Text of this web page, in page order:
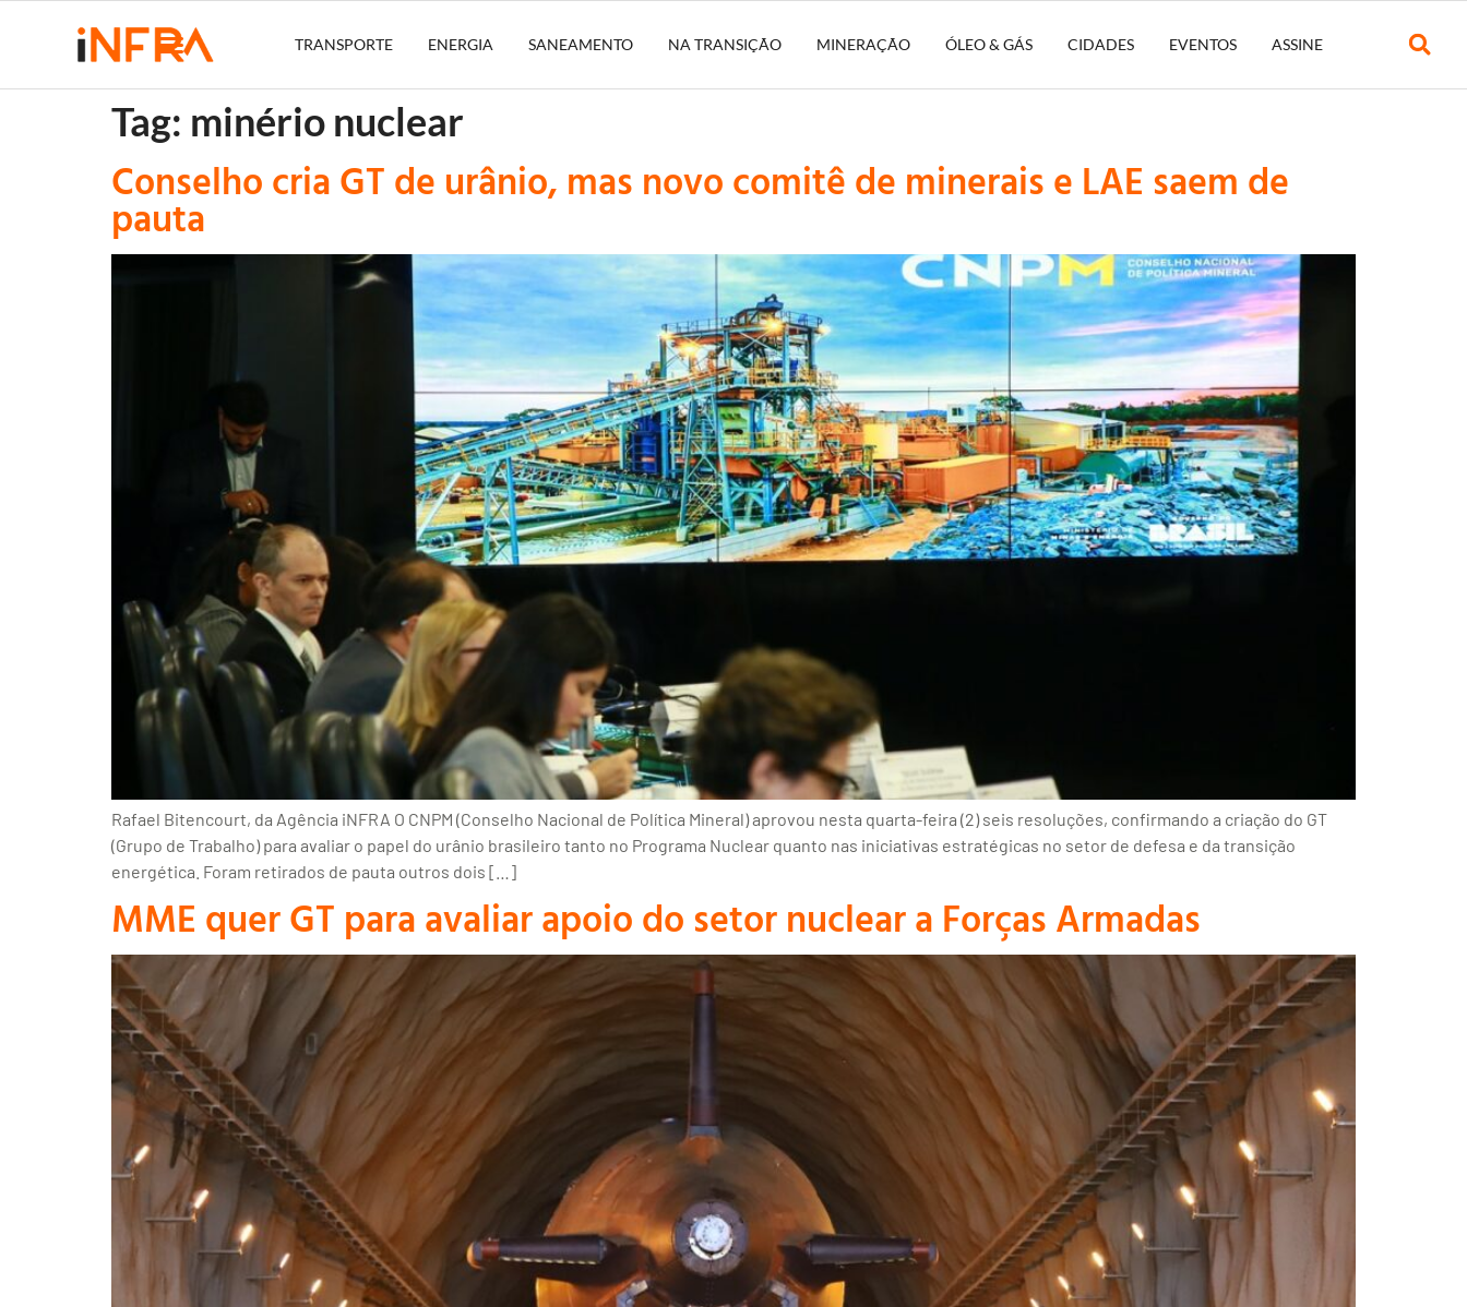
TRANSPORTE ENERGIA SANEAMENTO NA TRANSIÇÃO MINERAÇÃO ÓLEO & GÁS CIDADES EVENTOS ASSINE
Tag: minério nuclear
Conselho cria GT de urânio, mas novo comitê de minerais e LAE saem de
pauta
Rafael Bitencourt, da Agência iNFRA O CNPM (Conselho Nacional de Política Mineral) aprovou nesta quarta-feira (2) seis resoluções, confirmando a criação do GT
(Grupo de Trabalho) para avaliar o papel do urânio brasileiro tanto no Programa Nuclear quanto nas iniciativas estratégicas no setor de defesa e da transição
energética. Foram retirados de pauta outros dois […]
MME quer GT para avaliar apoio do setor nuclear a Forças Armadas